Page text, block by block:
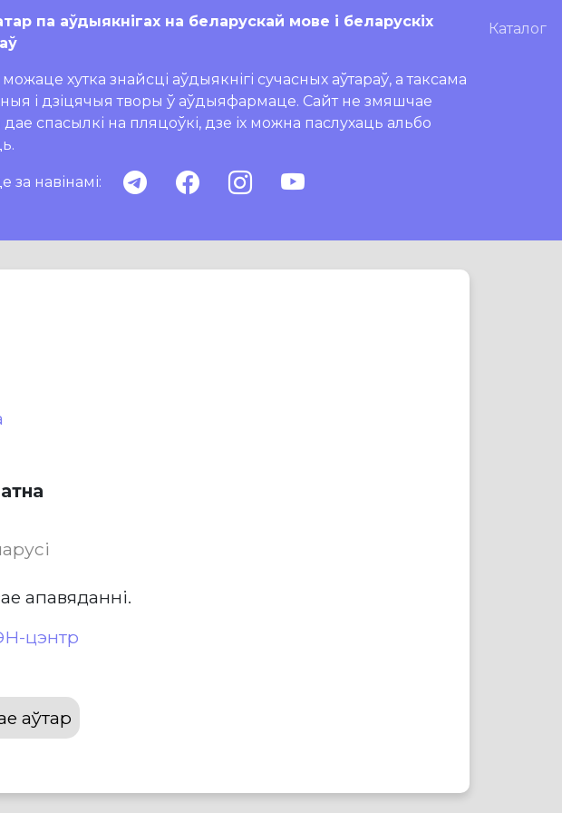
па аўдыякнігах на беларускай мове і беларускіх
хутка знайсці аўдыякнігі сучасных аўтараў, а таксама
і дзіцячыя творы ў аўдыяфармаце. Сайт не змяшчае
а дае спасылкі на пляцоўкі, дзе іх можна паслухаць альбо
за навінамі:
Каталог
апавяданні.
цэнтр
аўтар